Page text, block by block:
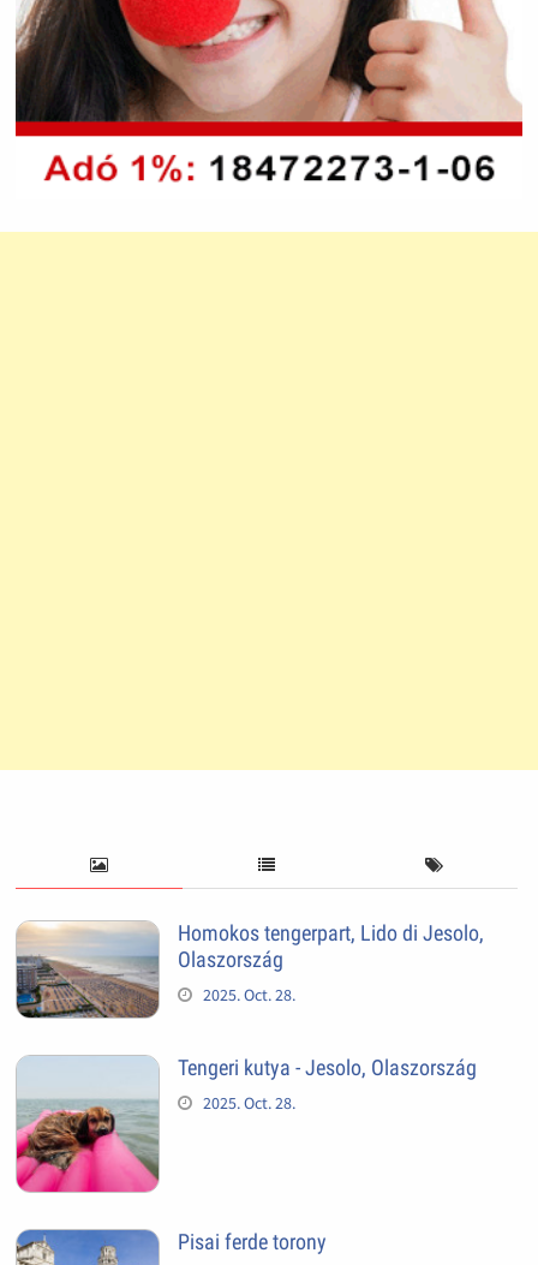
Homokos tengerpart, Lido di Jesolo,
Olaszország
2025. Oct. 28.
Tengeri kutya - Jesolo, Olaszország
2025. Oct. 28.
Pisai ferde torony